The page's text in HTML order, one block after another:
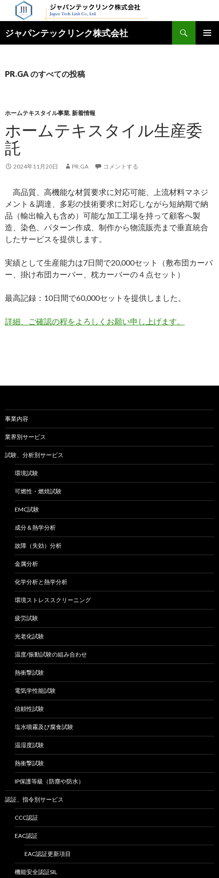
ジャパンテックリンク株式会社
索
ン
キ
プ
PR.GA のすべての投稿
ホームテキスタイル事業, 新着情報
ホームテキスタイル生産委
託
2024年11月20日 PR.GA コメントする
高品質、高機能な材質要求に対応可能、上流材料マネジ
メント＆調達、多彩の技術要求に対応しながら短納期で納
品（輸出輸入も含め）可能な加工工場を持って顧客へ製
造、染色、パターン作成、制作から物流販売まで垂直統合
したサービスを提供します。
実績として生産能力は7日間で20,000セット（敷布団カーバ
ー、掛け布団カーバー、枕カーバーの４点セット）
最高記録：10日間で60,000セットを提供しました。
詳細、ご確認の程をよろしくお願い申し上げます。
事業内容
業界別サービス
試験、分析別サービス
環境試験
可燃性・燃焼試験
EMC試験
成分＆熱学分析
故障（失効）分析
金属分析
化学分析と熱学分析
環境ストレススクリーニング
疲労試験
光老化試験
温度/振動試験の組み合わせ
熱衝撃試験
電気学性能試験
信頼性試験
塩水噴霧及び腐食試験
温湿度試験
熱衝撃試験
IP保護等級（防塵や防水）
認証、指令別サービス
CCC認証
EAC認証
EAC認証更新項目
機能安全認証SIL